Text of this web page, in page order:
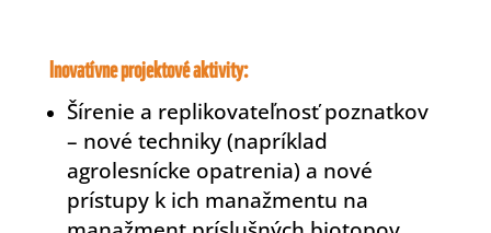
Inovatívne projektové aktivity:
Šírenie a replikovateľnosť poznatkov
– nové techniky (napríklad
agrolesnícke opatrenia) a nové
prístupy k ich manažmentu na